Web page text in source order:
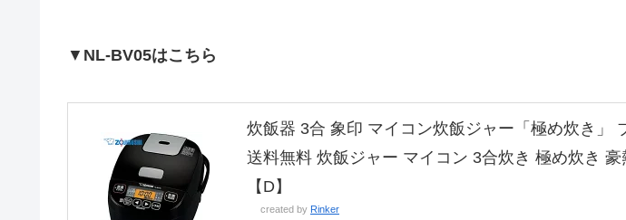
▼ NL-BV05はこちら
炊飯器 3合 象印 マイコン炊飯ジャー「極め炊き」
送料無料 炊飯ジャー マイコン 3合炊き 極め炊き
【D】
created by Rinker